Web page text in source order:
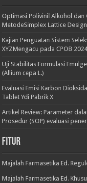
Optimasi Polivinil Alkohol
MetodeSimplex Lattice Design
Kajian Penguatan Sistem
XYZMengacu pada CPOB
Uji Stabilitas Formulasi
(Allium cepa L.)
Evaluasi Emisi Karbon
Tablet Ydi Pabrik X
Artikel Review: Parameter
Prosedur (SOP) evaluasi
Fitur
Majalah Farmasetika Ed.
Majalah Farmasetika Ed.